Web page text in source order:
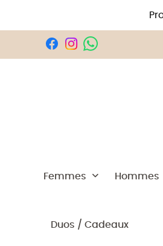
Femmes Hommes
Duos / Cadeaux